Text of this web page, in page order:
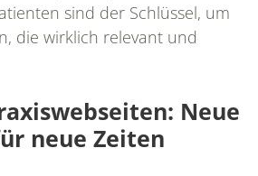
sind der Schlüssel, um
die wirklich relevant und
Neue
neue Zeiten